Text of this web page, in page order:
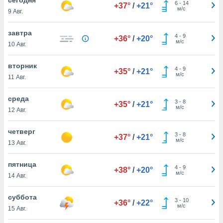
действия
на веб-
основе.
нашей
cookie
в
ВЫ
9 Авг.
+37° / +21° 6- 14
м/с
завтра
10 Авг.
+36° / +20° 4- 9
м/с
вторник
11 Авг.
+35° / +21° 4- 9
м/с
среда
12 Авг.
+35° / +21° 3- 8
м/с
четверг
13 Авг.
+37° / +21° 3- 8
м/с
пятница
14 Авг.
+38° / +20° 4- 9
м/с
суббота
15 Авг.
+36° / +22° 3- 10
м/с